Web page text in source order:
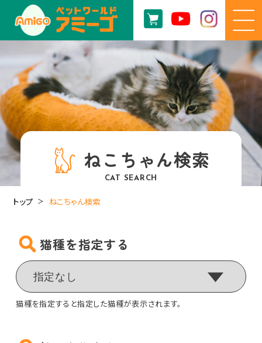
ねこちゃん検索
CAT SEARCH
トップ ねこちゃん検索
猫種を指定する
猫種を指定すると指定した猫種が表示されます。